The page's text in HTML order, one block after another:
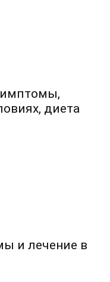
диета
и лечение в